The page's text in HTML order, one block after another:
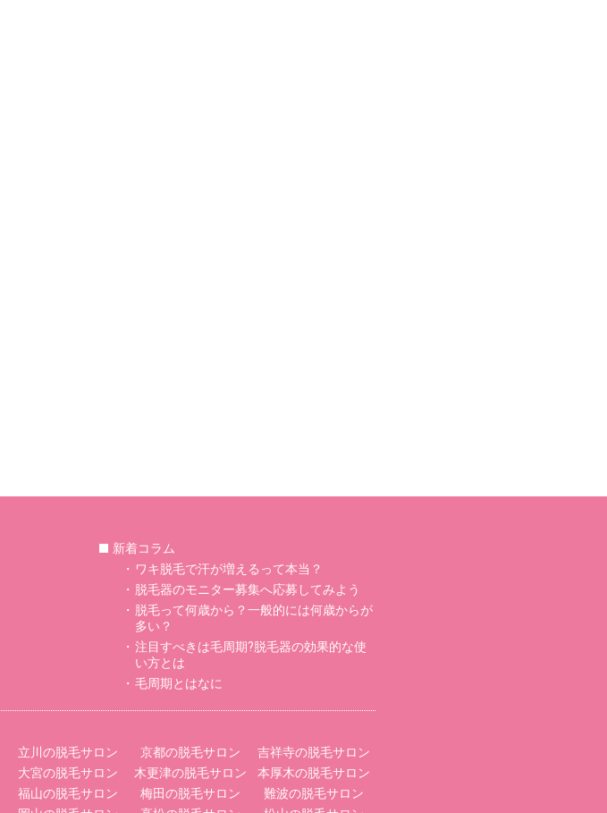
新着コラム
ワキ脱毛で汗が増えるって本当？
脱毛器のモニター募集へ応募してみよう
脱毛って何歳から？一般的には何歳からが
多い？
注目すべきは毛周期?脱毛器の効果的な使
い方とは
毛周期とはなに
立川の脱毛サロン 京都の脱毛サロン
吉祥寺の脱毛サロン
大宮の脱毛サロン
木更津の脱毛サロン
本厚木の脱毛サロン
福山の脱毛サロン 梅田の脱毛サロン
難波の脱毛サロン